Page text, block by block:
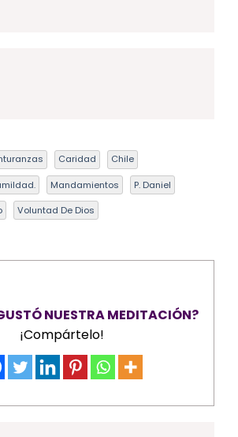
Caridad Chile
Mandamientos P. Daniel
Voluntad De Dios
NUESTRA MEDITACIÓN?
¡Compártelo!